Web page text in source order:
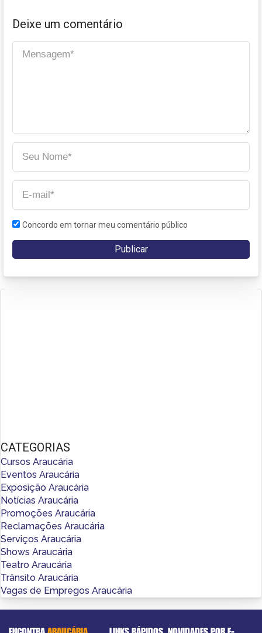
Deixe um comentário
Concordo em tornar meu comentário público
CATEGORIAS
Cursos Araucária
Eventos Araucária
Exposição Araucária
Notícias Araucária
Promoções Araucária
Reclamações Araucária
Serviços Araucária
Shows Araucária
Teatro Araucária
Trânsito Araucária
Vagas de Empregos Araucária